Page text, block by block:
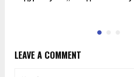
LEAVE A COMMENT